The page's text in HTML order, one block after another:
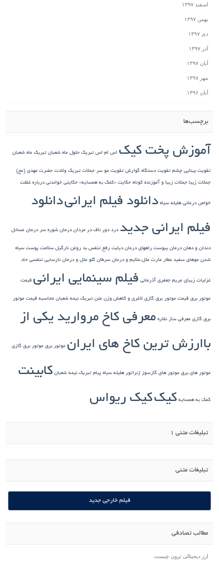
اسفند ۱۳۹۷
بهمن ۱۳۹۷
دی ۱۳۹۷
آذر ۱۳۹۷
آبان ۱۳۹۷
مهر ۱۳۹۷
آبان ۱۳۹۶
برچسب‌ها
آموزش پخت کیک اس ام اس تبریک حلول ماه شعبان تبریک ماه شعبان
تقویت بینایی چشم تقویت دستگاه گوارش تقویت مو سر جملات تبریک ولادت حضرت مهدی (عج)
جملات زیبا جملات زیبا و آموزنده کوتاه حکایت «کمک به همسایه» حکایتی خواندنی درباره غفلت
خواص درمانی هلیله سیاه دانلود فیلم ایرانیدانلود
فیلم ایرانی جدید درد دور ناف در مردان درمان شوره سر درمان مسائل
دندان و دهان درمان یبوست راههای درمان دیابت رفع تنفس بد روغن نارگیل سلامت پوست سیاه
شدن موهای سفید عطار مارت علل،علایم و درمان سرطان گلو علل و درمان نارسایی تنفسی حاد
غزلیات زیبای مریم جعفری آذرمانی فیلم سینمایی ایرانی قیمت
موتور برق قیمت موتور برق گازی لاغری و کاهش وزن متن تبریک نیمه شعبان محاسبه قیمت موتور
برق گازی معرفی ساز نقاره معرفی کاخ مروارید یکی از
باارزش ترین کاخ های ایران موتور برق موتور برق گازی
موتور های برق موتور های گازسوز ژنراتور هلیله سیاه پیام تبریک نیمه شعبان کابینت
کمک به همسایه کیککیک ریواس
تبلیغات متنی 1
تبلیغات متنی
فیلم خارجی جدید
مطالب تصادفی
ارز دیجیتالی ترون چیست